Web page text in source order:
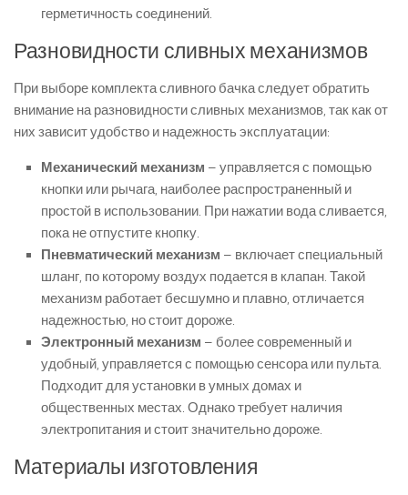
герметичность соединений.
Разновидности сливных механизмов
При выборе комплекта сливного бачка следует обратить
внимание на разновидности сливных механизмов, так как от
них зависит удобство и надежность эксплуатации:
Механический механизм – управляется с помощью
кнопки или рычага, наиболее распространенный и
простой в использовании. При нажатии вода сливается,
пока не отпустите кнопку.
Пневматический механизм – включает специальный
шланг, по которому воздух подается в клапан. Такой
механизм работает бесшумно и плавно, отличается
надежностью, но стоит дороже.
Электронный механизм – более современный и
удобный, управляется с помощью сенсора или пульта.
Подходит для установки в умных домах и
общественных местах. Однако требует наличия
электропитания и стоит значительно дороже.
Материалы изготовления